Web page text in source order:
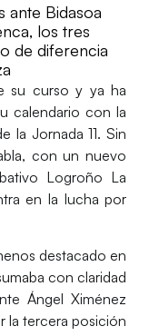
ante Bidasoa
los tres
de diferencia
su curso y ya ha
calendario con la
la Jornada 11. Sin
con un nuevo
Logroño La
en la lucha por
destacado en
con claridad
Ángel Ximénez
la tercera posición